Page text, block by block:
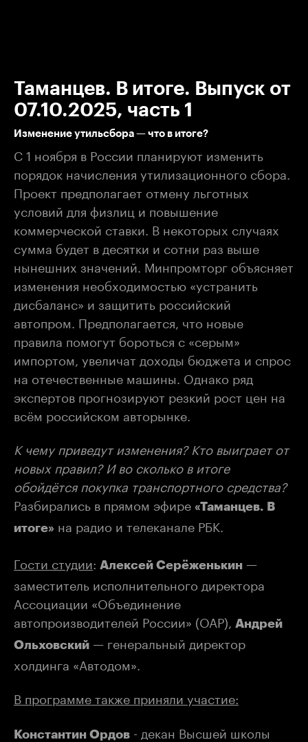
Таманцев. В итоге. Выпуск от
07.10.2025, часть 1
Изменение утильсбора — что в итоге?
С 1 ноября в России планируют изменить
порядок начисления утилизационного сбора.
Проект предполагает отмену льготных
условий для физлиц и повышение
коммерческой ставки. В некоторых случаях
сумма будет в десятки и сотни раз выше
нынешних значений. Минпромторг объясняет
изменения необходимостью «устранить
дисбаланс» и защитить российский
автопром. Предполагается, что новые
правила помогут бороться с «серым»
импортом, увеличат доходы бюджета и спрос
на отечественные машины. Однако ряд
экспертов прогнозируют резкий рост цен на
всём российском авторынке.
К чему приведут изменения? Кто выиграет от
новых правил? И во сколько в итоге
обойдётся покупка транспортного средства?
Разбирались в прямом эфире «Таманцев. В
итоге» на радио и телеканале РБК.
Гости студии: Алексей Серёженькин —
заместитель исполнительного директора
Ассоциации «Объединение
автопроизводителей России» (ОАР),
Андрей
Ольховский — генеральный директор
холдинга «Автодом».
В программе также приняли участие:
Константин Ордов - декан Высшей школы